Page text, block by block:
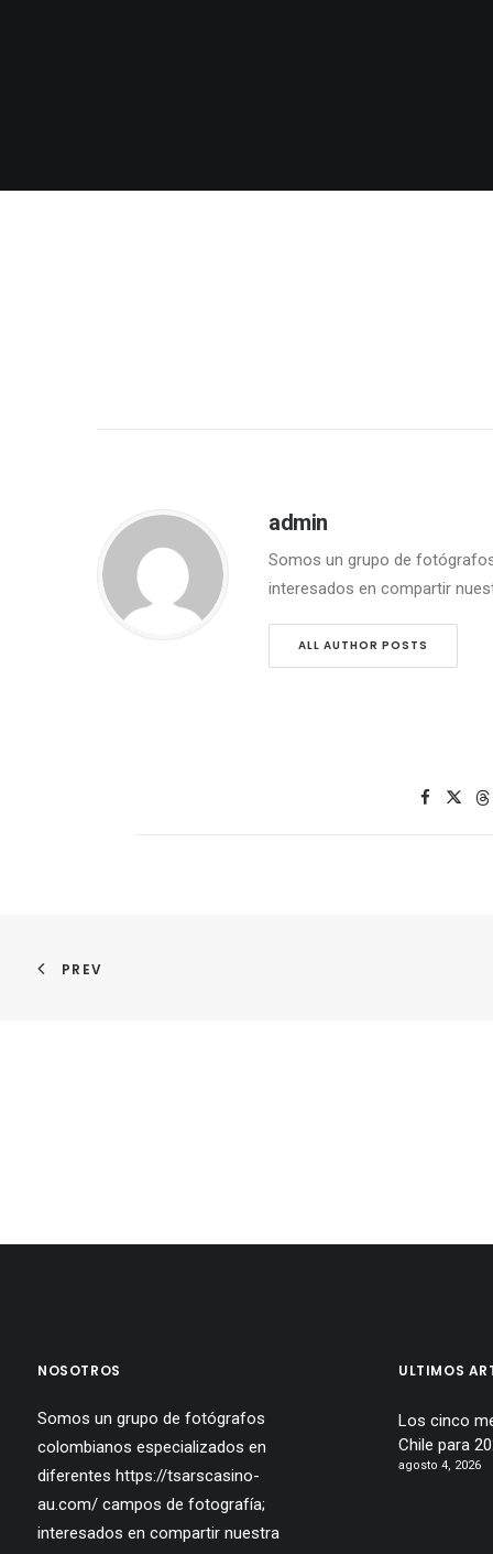
admin
Somos un grupo de
interesados en compartir
ALL AUTHOR POSTS
PREV
NOSOTROS
Somos un grupo de fotógrafos
colombianos especializados en
diferentes https://tsarscasino-
au.com/ campos de fotografía;
interesados en compartir nuestra
ULTIMOS
Los cinco
Chile para
agosto 4, 2026